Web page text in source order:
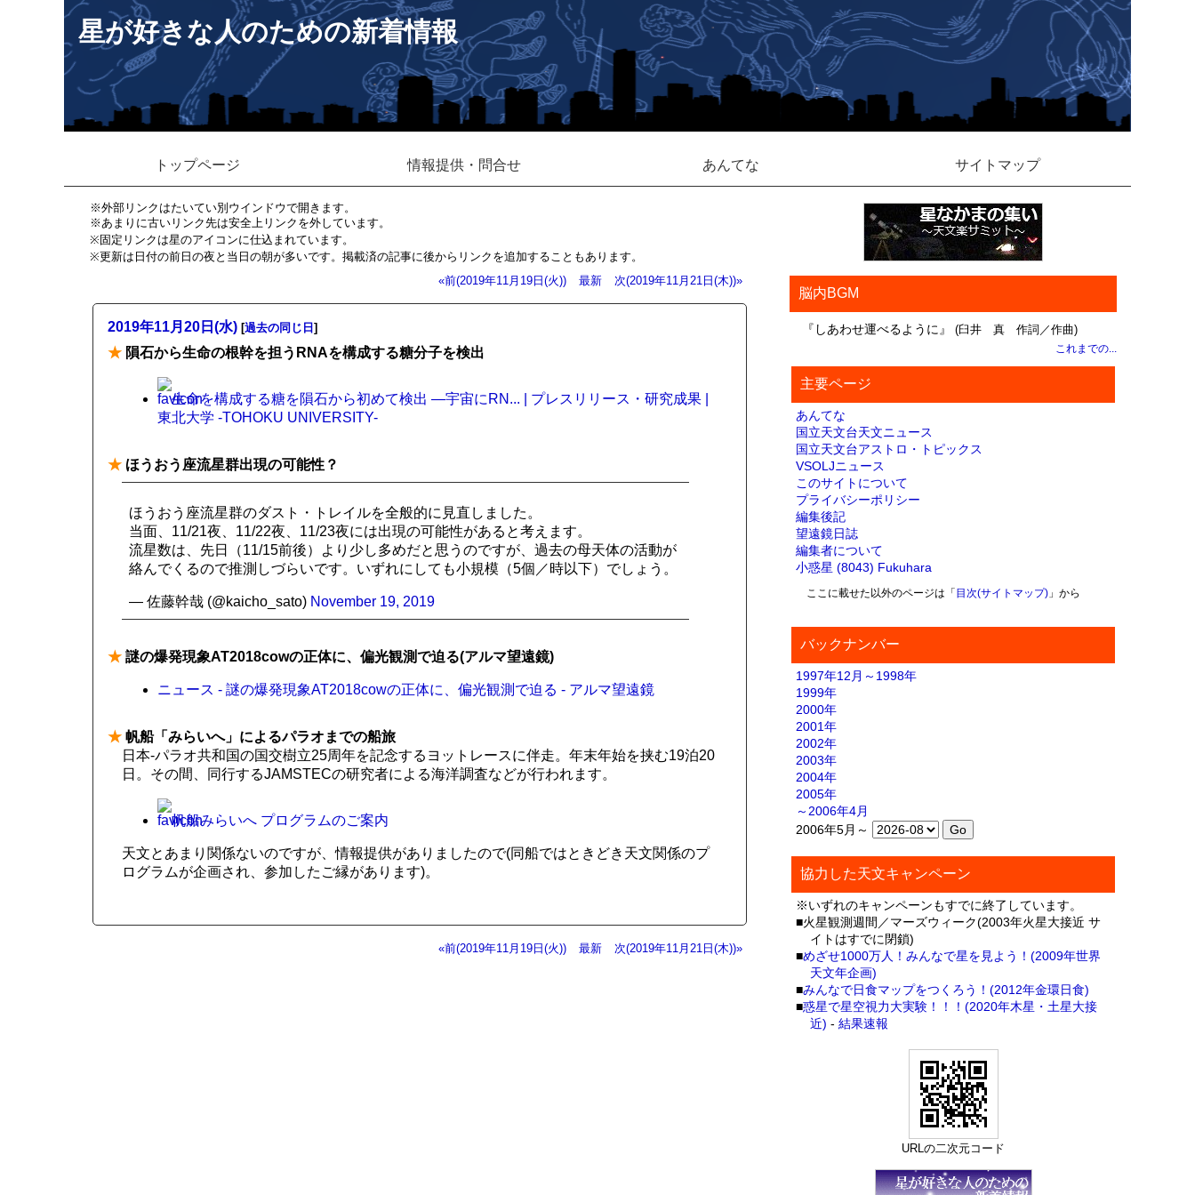
星が好きな人のための新着情報
トップページ 情報提供・問合せ あんてな サイトマップ
※外部リンクはたいてい別ウインドウで開きます。
※あまりに古いリンク先は安全上リンクを外しています。
※固定リンクは星のアイコンに仕込まれています。
※更新は日付の前日の夜と当日の朝が多いです。掲載済の記事に後からリンクを追加することもあります。
«前(2019年11月19日(火))
最新 次(2019年11月21日(木))»
2019年11月20日(水) [過去の同じ日 ]
★ 隕石から生命の根幹を担うRNAを構成する糖分子を検出
生命を構成する糖を隕石から初めて検出 ―宇宙にRN... | プレスリリース・研究成果 |
東北大学 -TOHOKU UNIVERSITY-
★ ほうおう座流星群出現の可能性？
ほうおう座流星群のダスト・トレイルを全般的に見直しました。
当面、11/21夜、11/22夜、11/23夜には出現の可能性があると考えます。
流星数は、先日（11/15前後）より少し多めだと思うのですが、過去の母天体の活動が
絡んでくるので推測しづらいです。いずれにしても小規模（5個／時以下）でしょう。
— 佐藤幹哉 (@kaicho_sato) November 19, 2019
★ 謎の爆発現象AT2018cowの正体に、偏光観測で迫る(アルマ望遠鏡)
ニュース - 謎の爆発現象AT2018cowの正体に、偏光観測で迫る - アルマ望遠鏡
★ 帆船「みらいへ」によるパラオまでの船旅
日本-パラオ共和国の国交樹立25周年を記念するヨットレースに伴走。年末年始を挟む19泊20
日。その間、同行するJAMSTECの研究者による海洋調査などが行われます。
帆船みらいへ プログラムのご案内
天文とあまり関係ないのですが、情報提供がありましたので(同船ではときどき天文関係のプ
ログラムが企画され、参加したご縁があります)。
«前(2019年11月19日(火)) 最新 次(2019年11月21日(木))»
脳内BGM
『しあわせ運べるように』 (臼井 真 作詞／作曲)
これまでの...
主要ページ
あんてな
国立天文台天文ニュース
国立天文台アストロ・トピックス
VSOLJニュース
このサイトについて
プライバシーポリシー
編集後記
望遠鏡日誌
編集者について
小惑星 (8043) Fukuhara
ここに載せた以外のページは「 目次(サイトマップ)」から
バックナンバー
1997年12月～1998年
1999年
2000年
2001年
2002年
2003年
2004年
2005年
～2006年4月
2006年5月～
協力した天文キャンペーン
※いずれのキャンペーンもすでに終了しています。
■火星観測週間／マーズウィーク(2003年火星大接近 サ
イトはすでに閉鎖)
■めざせ1000万人！みんなで星を見よう！(2009年世界
天文年企画)
■みんなで日食マップをつくろう！(2012年金環日食)
■惑星で星空視力大実験！！！(2020年木星・土星大接
近) -結果速報
URLの二次元コード